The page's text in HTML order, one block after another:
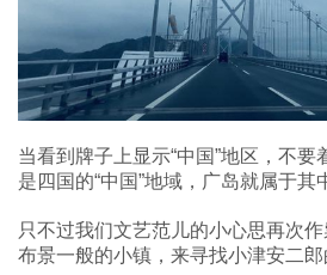
当看到牌子上显示“中国”地区，不要
是四国的“中国”地域，广岛就属于其
只不过我们文艺范儿的小心思再次
布景一般的小镇，来寻找小津安二郎